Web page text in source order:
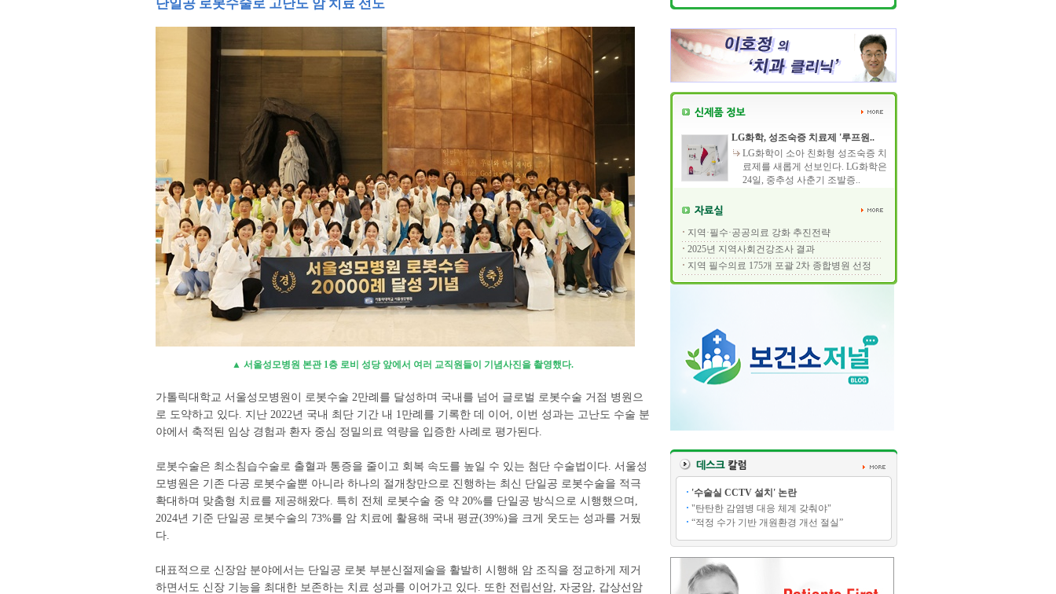
단일공 로봇수술로 고난도 암 치료 선도
▲ 서울성모병원 본관 1층 로비 성당 앞에서 여러 교직원들이 기념사진을 촬영했다.
가톨릭대학교 서울성모병원이 로봇수술 2만례를 달성하며 국내를 넘어 글로벌 로봇수술 거점 병원으
로 도약하고 있다. 지난 2022년 국내 최단 기간 내 1만례를 기록한 데 이어, 이번 성과는 고난도 수술 분
야에서 축적된 임상 경험과 환자 중심 정밀의료 역량을 입증한 사례로 평가된다.
로봇수술은 최소침습수술로 출혈과 통증을 줄이고 회복 속도를 높일 수 있는 첨단 수술법이다. 서울성
모병원은 기존 다공 로봇수술뿐 아니라 하나의 절개창만으로 진행하는 최신 단일공 로봇수술을 적극
확대하며 맞춤형 치료를 제공해왔다. 특히 전체 로봇수술 중 약 20%를 단일공 방식으로 시행했으며,
2024년 기준 단일공 로봇수술의 73%를 암 치료에 활용해 국내 평균(39%)을 크게 웃도는 성과를 거뒀
다.
대표적으로 신장암 분야에서는 단일공 로봇 부분신절제술을 활발히 시행해 암 조직을 정교하게 제거
하면서도 신장 기능을 최대한 보존하는 치료 성과를 이어가고 있다. 또한 전립선암, 자궁암, 갑상선암
LG화학, 성조숙증 치료제 '루프원..
LG화학이 소아 친화형 성조숙증 치
료제를 새롭게 선보인다. LG화학은
24일, 중추성 사춘기 조발증..
지역·필수·공공의료 강화 추진전략
2025년 지역사회건강조사 결과
지역 필수의료 175개 포괄 2차 종합병원 선정
'수술실 CCTV 설치' 논란
"탄탄한 감염병 대응 체계 갖춰야"
“적정 수가 기반 개원환경 개선 절실”